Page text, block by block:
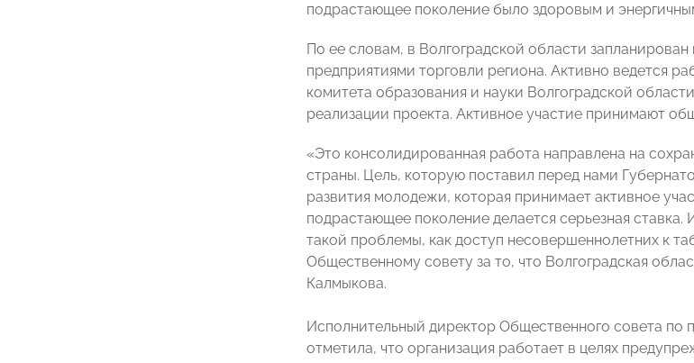
подрастающее поколение было здоровым и
По ее словам, в Волгоградской области
предприятиями торговли региона. Активно ведется
комитета образования и науки Волгоградской
реализации проекта. Активное участие принимают
«Это консолидированная работа направлена на
страны. Цель, которую поставил перед нами
развития молодежи, которая принимает активное
подрастающее поколение делается серьезная
такой проблемы, как доступ несовершеннолетних к
Общественному совету за то, что Волгоградская
Калмыкова.
Исполнительный директор Общественного совета по
отметила, что организация работает в целях